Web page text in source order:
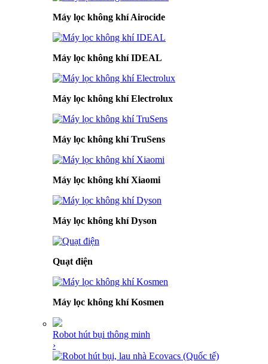
Máy lọc không khí Airocide
Máy lọc không khí IDEAL
Máy lọc không khí Electrolux
Máy lọc không khí TruSens
Máy lọc không khí Xiaomi
Máy lọc không khí Dyson
Quạt điện
Máy lọc không khí Kosmen
Robot hút bụi thông minh
›